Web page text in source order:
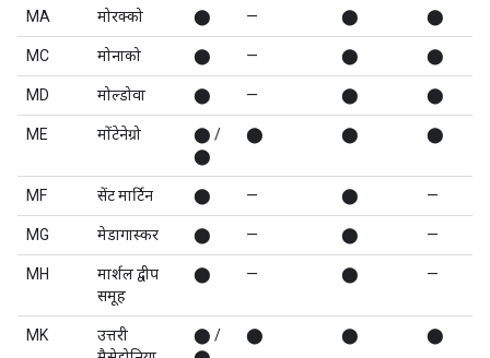
MA मोरक्को ⬤ — ⬤ ⬤
MC मोनाको ⬤ — ⬤ ⬤
MD मोल्डोवा ⬤ — ⬤ ⬤
ME मोंटेनेग्रो
⬤ /
⬤
⬤ ⬤ ⬤
MF सेंट मार्टिन ⬤ — ⬤ —
MG मेडागास्कर ⬤ — ⬤ —
MH
मार्शल द्वीप
समूह
⬤ — ⬤ —
MK
उत्तरी
⬤ /
⬤ ⬤ ⬤